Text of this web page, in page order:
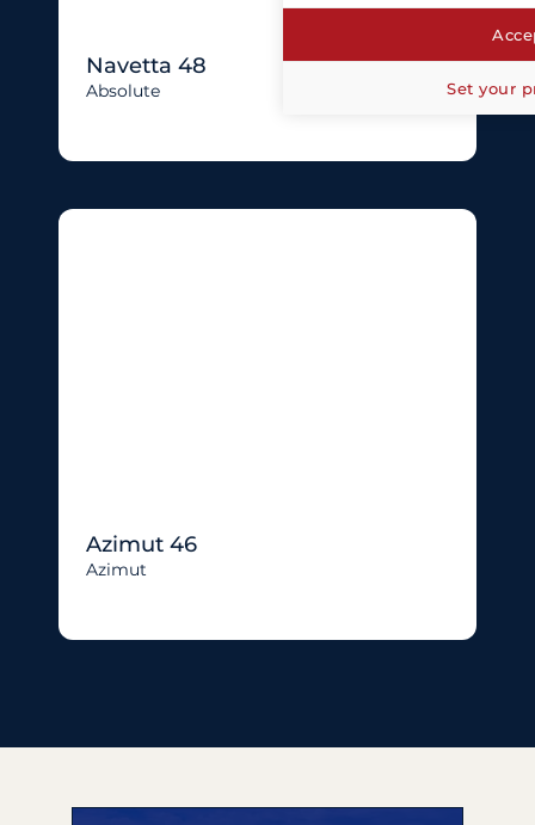
Navetta 48
Absolute
Azimut 46
Azimut
Set your